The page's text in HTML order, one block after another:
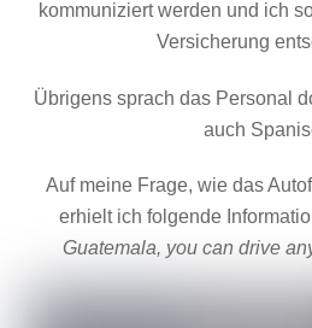
kommuniziert werden und ich
Versicherung
Übrigens sprach das Personal
auch
Auf meine Frage, wie das
erhielt ich folgende
Guatemala, you can drive